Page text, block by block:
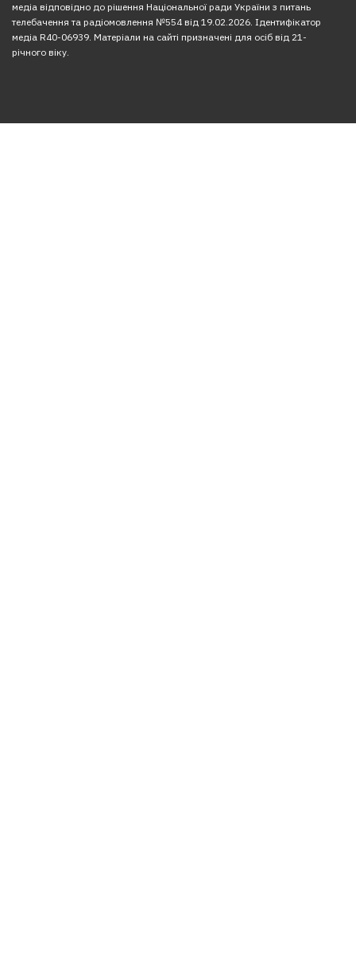
медіа відповідно до рішення Національної ради України з питань
телебачення та радіомовлення №554 від 19.02.2026. Ідентифікатор
медіа R40-06939. Матеріали на сайті призначені для осіб від 21-
річного віку.